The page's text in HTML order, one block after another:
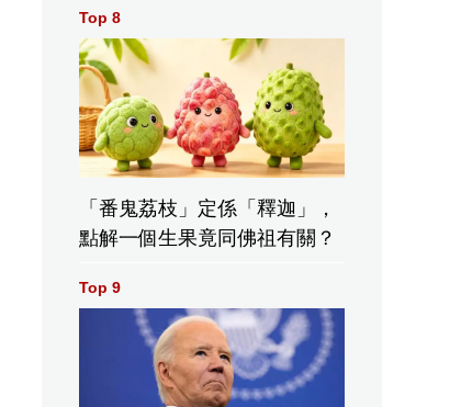
Top 8
「番鬼荔枝」定係「釋迦」，
點解一個生果竟同佛祖有關？
Top 9